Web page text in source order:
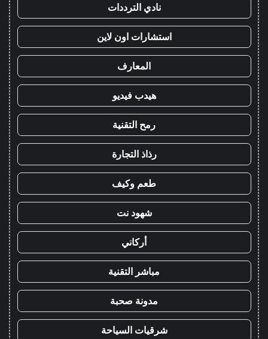
نادي الترددات
استشارات اون لاين
المعارف
هيدب فيديو
رمح التقنية
رذاذ التجارة
طعم وكيف
شهود نت
أركاني
مباشر التقنية
مدونة صحبة
شرقيات السياحة